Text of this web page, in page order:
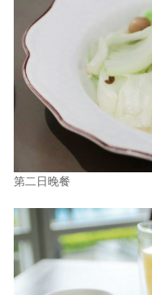
第二日晚餐